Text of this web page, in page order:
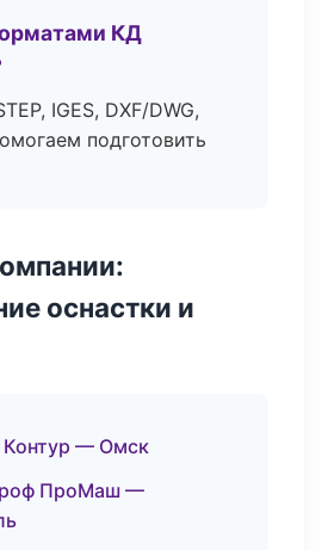
КД
IGES, DXF/DWG,
подготовить
оснастки и
— Омск
ПроМаш —